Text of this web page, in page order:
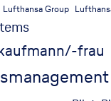
Lufthansa Group
frau